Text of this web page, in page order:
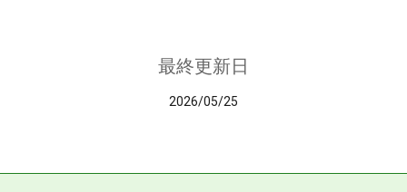
最終更新日
2026/05/25